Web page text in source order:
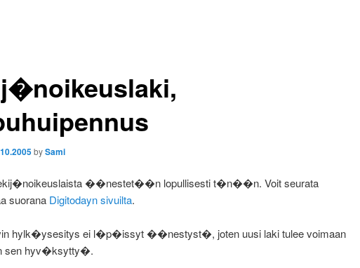
bySami
��nestet��n lopullisesti t�n��n. Voit seurata
suorana Digitodayn sivuilta.
hylk�ysesitys ei l�p�issyt ��nestyst�, joten uusi laki tulee voimaan
sen hyv�ksytty�.